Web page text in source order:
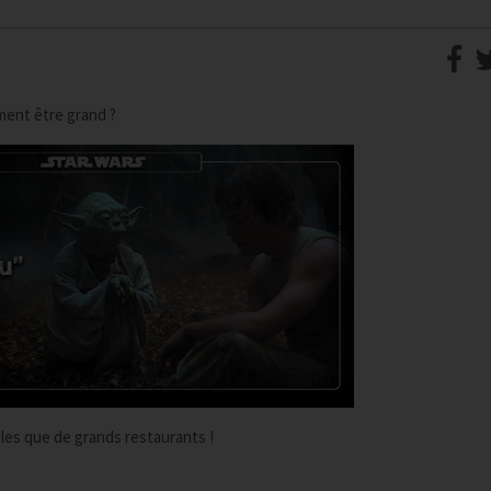
être grand ?
que de grands restaurants !